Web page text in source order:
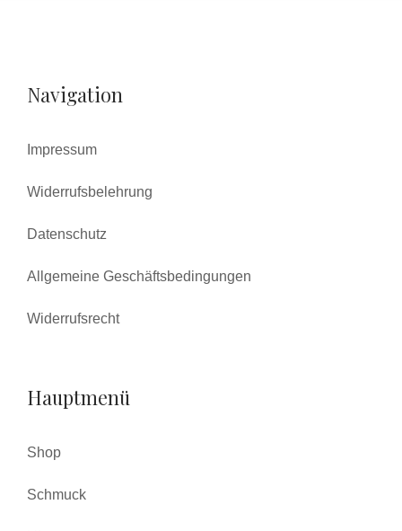
Navigation
Impressum
Widerrufsbelehrung
Datenschutz
Allgemeine Geschäftsbedingungen
Widerrufsrecht
Hauptmenü
Shop
Schmuck